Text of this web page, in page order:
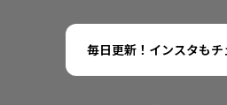
毎日更新！インスタもチ